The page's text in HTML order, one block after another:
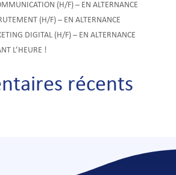
(H/F) – EN ALTERNANCE
(H/F) – EN ALTERNANCE
DIGITAL (H/F) – EN ALTERNANCE
L’HEURE !
récents